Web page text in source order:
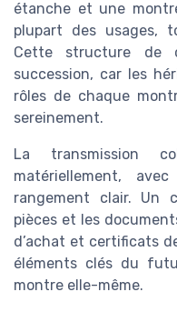
étanche et une
plupart des usages,
Cette structure de
succession, car les
rôles de chaque
sereinement.
La transmission
matériellement,
rangement clair. Un
pièces et les
d’achat et certificats
éléments clés du
montre elle-même.